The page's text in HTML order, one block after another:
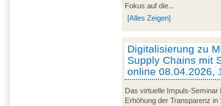
Fokus auf die...
[Alles Zeigen]
Digitalisierung zu
Supply Chains mit
online 08.04.2026,
Das virtuelle Impuls-Seminar
Erhöhung der Transparenz